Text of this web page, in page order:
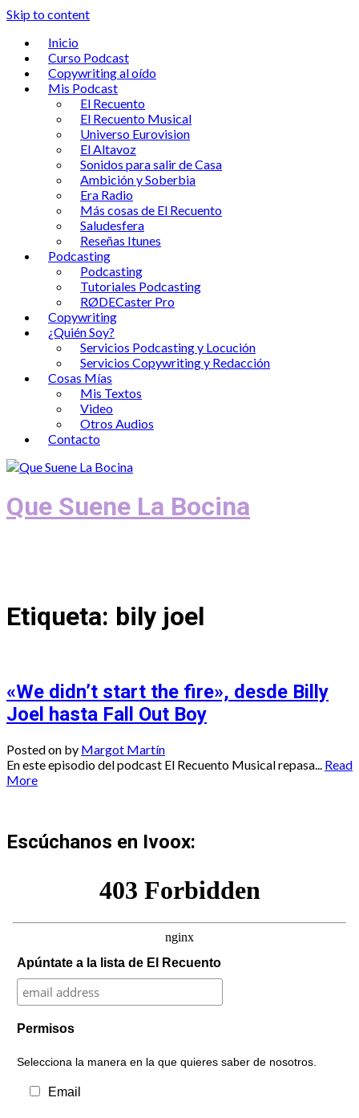
Skip to content
Inicio
Curso Podcast
Copywriting al oído
Mis Podcast
El Recuento
El Recuento Musical
Universo Eurovision
El Altavoz
Sonidos para salir de Casa
Ambición y Soberbia
Era Radio
Más cosas de El Recuento
Saludesfera
Reseñas Itunes
Podcasting
Podcasting
Tutoriales Podcasting
RØDECaster Pro
Copywriting
¿Quién Soy?
Servicios Podcasting y Locución
Servicios Copywriting y Redacción
Cosas Mías
Mis Textos
Video
Otros Audios
Contacto
Que Suene La Bocina
Etiqueta: bily joel
«We didn’t start the fire», desde Billy
Joel hasta Fall Out Boy
Posted on by Margot Martín
En este episodio del podcast El Recuento Musical repasa...
Read
More
Escúchanos en Ivoox:
Apúntate a la lista de El Recuento
Permisos
Selecciona la manera en la que quieres saber de nosotros.
Email